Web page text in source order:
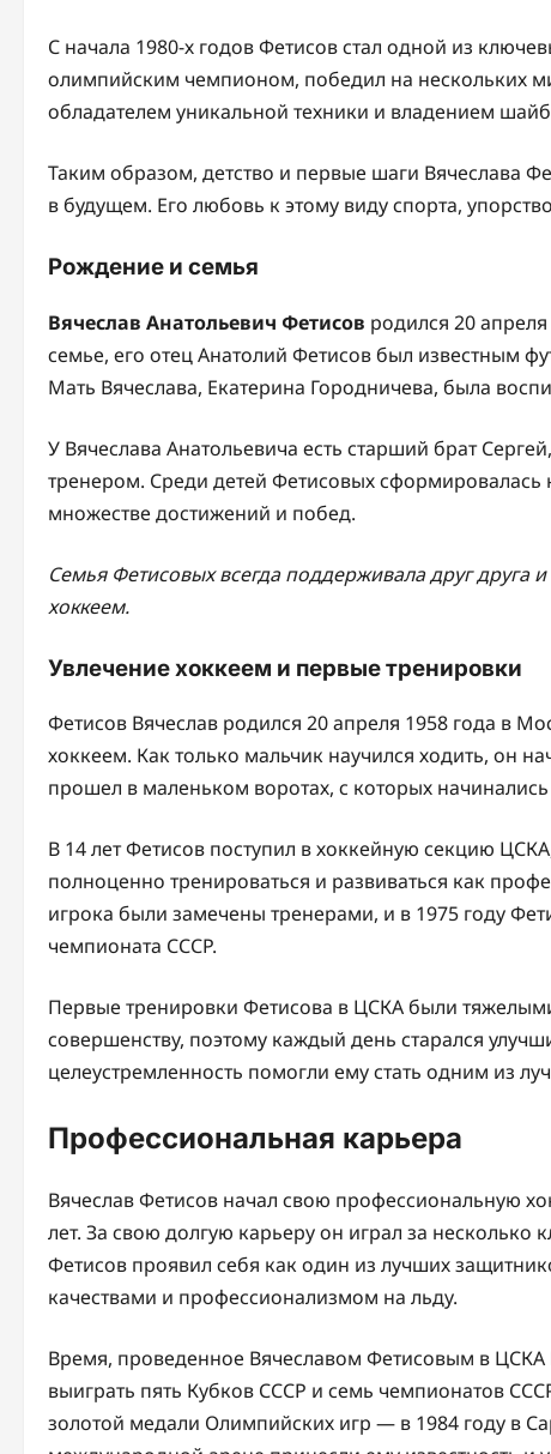
С начала 1980-х годов Фетисов стал одной из
олимпийским чемпионом, победил на нескольких
обладателем уникальной техники и владением
Таким образом, детство и первые шаги Вячеслава
в будущем. Его любовь к этому виду спорта,
Рождение и семья
Вячеслав Анатольевич Фетисов родился 20
семье, его отец Анатолий Фетисов был известным
Мать Вячеслава, Екатерина Городничева, была
У Вячеслава Анатольевича есть старший брат
тренером. Среди детей Фетисовых
множестве достижений и побед.
Семья Фетисовых всегда поддерживала друг друга
хоккеем.
Увлечение хоккеем и первые тренировки
Фетисов Вячеслав родился 20 апреля 1958 года в
хоккеем. Как только мальчик научился ходить, он
прошел в маленьком воротах, с которых
В 14 лет Фетисов поступил в хоккейную секцию
полноценно тренироваться и развиваться как
игрока были замечены тренерами, и в 1975 году
чемпионата СССР.
Первые тренировки Фетисова в ЦСКА были
совершенству, поэтому каждый день старался
целеустремленность помогли ему стать одним из
Профессиональная карьера
Вячеслав Фетисов начал свою профессиональную
лет. За свою долгую карьеру он играл за
Фетисов проявил себя как один из лучших
качествами и профессионализмом на льду.
Время, проведенное Вячеславом Фетисовым в
выиграть пять Кубков СССР и семь чемпионатов
золотой медали Олимпийских игр — в 1984 году в